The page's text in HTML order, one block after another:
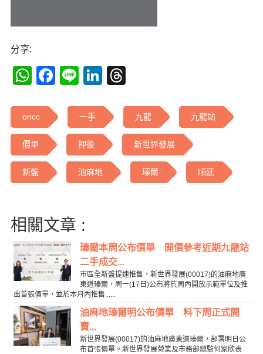
分享:
WhatsApp
Facebook
LineLinkedIn
Threads
oncc 一手 九龍 九龍站
價單 押後 新世界發展
新盤 油麻地 瑧爾 順延
相關文章 :
瑧爾本周公布價單 開價參考近期九龍站
二手成交...
市區全新盤提速推售，新世界發展(00017)的油麻地廣
東道瑧爾，周一(17日)公布將於周內開放示範單位及推
出首張價單，並於本月內推售......
油麻地瑧爾明公布價單 料下周正式開
賣...
新世界發展(00017)的油麻地廣東道瑧爾，部署明日公
布首張價單。新世界發展營業及市務部總監何家欣表